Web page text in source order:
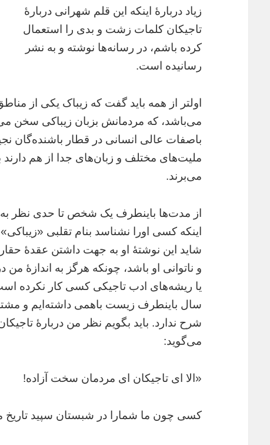
زیاد دربارۀ اینکه این قلم شهرانی دربارۀ
تاجیکان کلمات زشت و بدی را استعمال
کرده باشم، در رسانه‌ها نوشته و به نشر
رسانیده است.
اولتر از همه باید گفت که زیباک یکی از
می‌باشد، که مردمانش بزبان زیباکی سخن
باصفات عالی انسانی در قطار باشنده‌گان
ملیت‌های مختلف و زبان‌های جدا از هم دارند
می‌برند.
از مدت‌ها باینطرف یک شخص تا حدی نظر
اینکه کسی اورا نشناسد بنام تقلبی
شاید این نوشتۀ او به جهت داشتن عقدۀ
و ناتوانی او باشد، چونکه هرگز به اندازۀ
یا ریشه‌های ادب تاجیکی کسی کار نکرده
سال باینطرف زیست باهمی داشته‌ایم و
شرح ندارد. باید بگویم نظر من دربارۀ
می‌گوید:
«الا ای تاجیکان ای مردمان سخت آزاده!
کسی چون ما شمارا در شبستان سپید تاریخ